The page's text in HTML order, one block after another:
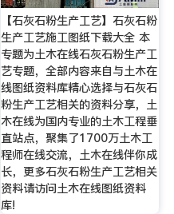
【石灰石粉生产工艺】石灰石粉
生产工艺施工图纸下载大全 本
专题为土木在线石灰石粉生产工
艺专题，全部内容来自与土木在
线图纸资料库精心选择与石灰石
粉生产工艺相关的资料分享，土
木在线为国内专业的土木工程垂
直站点，聚集了1700万土木工
程师在线交流，土木在线伴你成
长，更多石灰石粉生产工艺相关
资料请访问土木在线图纸资料
库!